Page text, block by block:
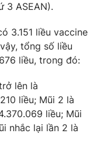
video
3 ASEAN).
3.151 liều vaccine
tổng số liều
liều, trong đó:
lên là
liều; Mũi 2 là
liều; Mũi
nhắc lại lần 2 là